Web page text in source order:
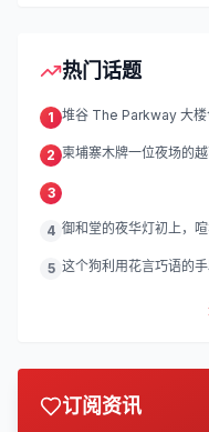
热门话题
1 堆谷 The Parkway 大楼
2 柬埔寨木牌一位夜场的
3
4 御和堂的夜华灯初上，
5 这个狗利用花言巧语的
订阅资讯